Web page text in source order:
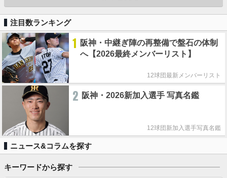
注目数ランキング
1 阪神・中継ぎ陣の再整備で盤石の体制
へ【2026最終メンバーリスト】
12球団最新メンバーリスト
2 阪神・2026新加入選手 写真名鑑
12球団新加入選手写真名鑑
ニュース&コラムを探す
キーワードから探す